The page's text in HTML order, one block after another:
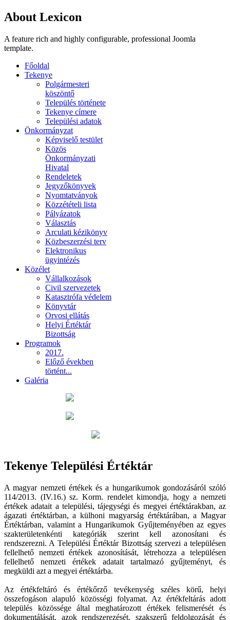
About Lexicon
A feature rich and highly configurable, professional Joomla
template.
Főoldal
Tekenye
Polgármesteri
köszöntő
Település története
Tekenye címere
Települési adatok
Önkormányzat
Képviselő testület
Közös
Önkormányzati
Hivatal
Rendeletek
Jegyzőkönyvek
Nyomtatványok
Közzétételi lista
Pályázatok
Választás
Arculati kézikönyv
Közbeszerzési terv
Elektronikus
ügyintézés
Közélet
Vállalkozások
Civil szervezetek
Katasztrófa védelem
Könyvtár
Orvosi ellátás
Helyi Értéktár
Bizottság
Programok
2017.
Előző években
történt...
Galéria
Tekenye Települési Értéktár
A magyar nemzeti értékek és a hungarikumok gondozásáról szóló
114/2013. (IV.16.) sz. Korm. rendelet kimondja, hogy a nemzeti
értékek adatait a települési, tájegységi és megyei értéktárakban, az
ágazati értéktárban, a külhoni magyarság értéktárában, a Magyar
Értéktárban, valamint a Hungarikumok Gyűjteményében az egyes
szakterületenkénti kategóriák szerint kell azonosítani és
rendszerezni. A Települési Értéktár Bizottság szervezi a településen
fellelhető nemzeti értékek azonosítását, létrehozza a településen
fellelhető nemzeti értékek adatait tartalmazó gyűjteményt, és
megküldi azt a megyei értéktárba.
Az értékfeltáró és értékőrző tevékenység széles körű, helyi
összefogáson alapuló közösségi folyamat. Az értékfeltárás adott
település közössége által meghatározott értékek felismerését és
dokumentálását, azok rendszerezését, szakszerű feldolgozását és